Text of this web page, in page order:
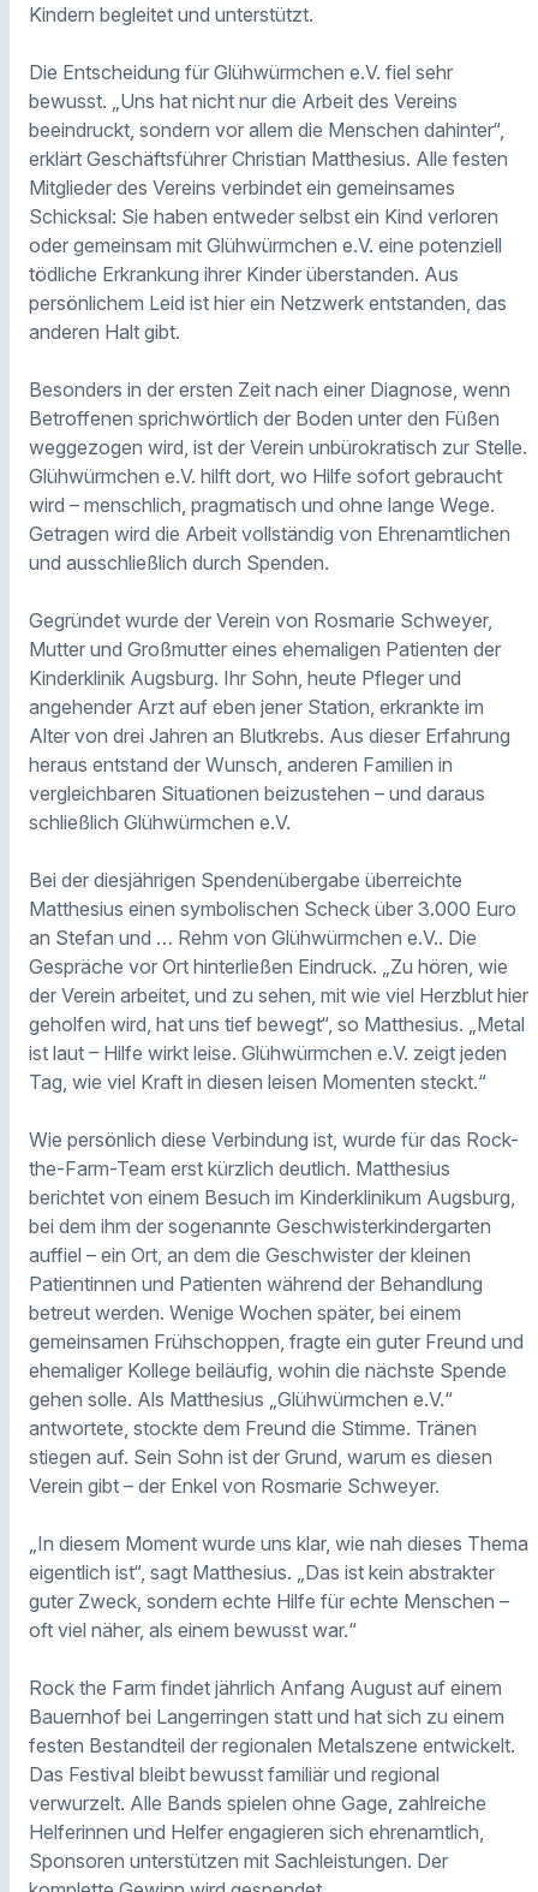
Kindern begleitet und unterstützt.
Die Entscheidung für Glühwürmchen e.V. fiel sehr
bewusst. „Uns hat nicht nur die Arbeit des Vereins
beeindruckt, sondern vor allem die Menschen dahinter“,
erklärt Geschäftsführer Christian Matthesius. Alle festen
Mitglieder des Vereins verbindet ein gemeinsames
Schicksal: Sie haben entweder selbst ein Kind verloren
oder gemeinsam mit Glühwürmchen e.V. eine potenziell
tödliche Erkrankung ihrer Kinder überstanden. Aus
persönlichem Leid ist hier ein Netzwerk entstanden, das
anderen Halt gibt.
Besonders in der ersten Zeit nach einer Diagnose, wenn
Betroffenen sprichwörtlich der Boden unter den Füßen
weggezogen wird, ist der Verein unbürokratisch zur Stelle.
Glühwürmchen e.V. hilft dort, wo Hilfe sofort gebraucht
wird – menschlich, pragmatisch und ohne lange Wege.
Getragen wird die Arbeit vollständig von Ehrenamtlichen
und ausschließlich durch Spenden.
Gegründet wurde der Verein von Rosmarie Schweyer,
Mutter und Großmutter eines ehemaligen Patienten der
Kinderklinik Augsburg. Ihr Sohn, heute Pfleger und
angehender Arzt auf eben jener Station, erkrankte im
Alter von drei Jahren an Blutkrebs. Aus dieser Erfahrung
heraus entstand der Wunsch, anderen Familien in
vergleichbaren Situationen beizustehen – und daraus
schließlich Glühwürmchen e.V.
Bei der diesjährigen Spendenübergabe überreichte
Matthesius einen symbolischen Scheck über 3.000 Euro
an Stefan und … Rehm von Glühwürmchen e.V.. Die
Gespräche vor Ort hinterließen Eindruck. „Zu hören, wie
der Verein arbeitet, und zu sehen, mit wie viel Herzblut hier
geholfen wird, hat uns tief bewegt“, so Matthesius. „Metal
ist laut – Hilfe wirkt leise. Glühwürmchen e.V. zeigt jeden
Tag, wie viel Kraft in diesen leisen Momenten steckt.“
Wie persönlich diese Verbindung ist, wurde für das Rock-
the-Farm-Team erst kürzlich deutlich. Matthesius
berichtet von einem Besuch im Kinderklinikum Augsburg,
bei dem ihm der sogenannte Geschwisterkindergarten
auffiel – ein Ort, an dem die Geschwister der kleinen
Patientinnen und Patienten während der Behandlung
betreut werden. Wenige Wochen später, bei einem
gemeinsamen Frühschoppen, fragte ein guter Freund und
ehemaliger Kollege beiläufig, wohin die nächste Spende
gehen solle. Als Matthesius „Glühwürmchen e.V.“
antwortete, stockte dem Freund die Stimme. Tränen
stiegen auf. Sein Sohn ist der Grund, warum es diesen
Verein gibt – der Enkel von Rosmarie Schweyer.
„In diesem Moment wurde uns klar, wie nah dieses Thema
eigentlich ist“, sagt Matthesius. „Das ist kein abstrakter
guter Zweck, sondern echte Hilfe für echte Menschen –
oft viel näher, als einem bewusst war.“
Rock the Farm findet jährlich Anfang August auf einem
Bauernhof bei Langerringen statt und hat sich zu einem
festen Bestandteil der regionalen Metalszene entwickelt.
Das Festival bleibt bewusst familiär und regional
verwurzelt. Alle Bands spielen ohne Gage, zahlreiche
Helferinnen und Helfer engagieren sich ehrenamtlich,
Sponsoren unterstützen mit Sachleistungen. Der